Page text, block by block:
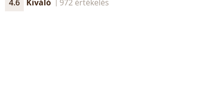
4.6 Kiváló 972 értékelés